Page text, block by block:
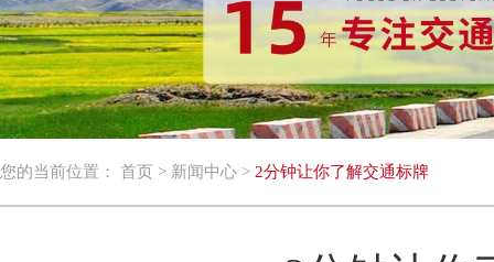
您的当前位置： 首页 > 新闻中心 > 2分钟让你了解交通标牌